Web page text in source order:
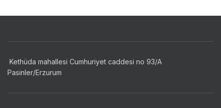
Kethüda mahallesi Cumhuriyet caddesi no 93/A
Pasinler/Erzurum